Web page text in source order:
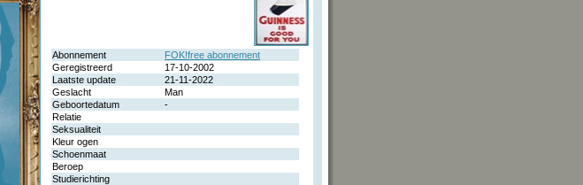
Abonnement
FOK!free abonnement
Geregistreerd
17-10-2002
Laatste update
21-11-2022
Geslacht
Man
Geboortedatum
-
Relatie
Seksualiteit
Kleur ogen
Schoenmaat
Beroep
Studierichting